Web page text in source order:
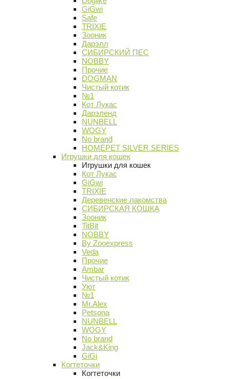
GiGwi
Safe
TRIXIE
Зооник
Дарэлл
СИБИРСКИЙ ПЕС
NOBBY
Прочие
DOGMAN
Чистый котик
№1
Кот Лукас
Дарэленд
NUNBELL
WOGY
No brand
HOMEPET SILVER SERIES
Игрушки для кошек
Игрушки для кошек
Кот Лукас
GiGwi
TRIXIE
Деревенские лакомства
СИБИРСКАЯ КОШКА
Зооник
TitBit
NOBBY
By Zooexpress
Veda
Прочие
Ambar
Чистый котик
Уют
№1
Mr.Alex
Petsona
NUNBELL
WOGY
No brand
Jack&King
GiGi
Когтеточки
Когтеточки